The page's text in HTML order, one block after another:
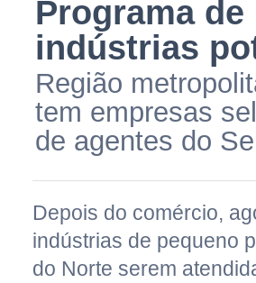
Programa
indústrias
Região
tem empresas
de agentes do
Depois do comércio,
indústrias de pequeno
do Norte serem